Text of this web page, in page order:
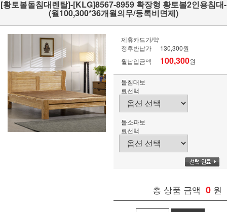
[황토볼돌침대렌탈]-[KLG]8567-8959 확장형 황토볼2인용침대-
(월100,300*36개월의무/등록비면제)
제휴카드가/약
정후반납가
130,300원
월납입금액
100,300원
돌침대보
료선택
돌소파보
료선택
총 상품 금액 0 원